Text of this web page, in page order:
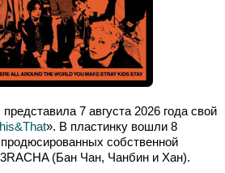
7 августа 2026 года свой
». В пластинку вошли 8
собственной
(Бан Чан, Чанбин и Хан).